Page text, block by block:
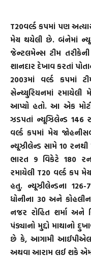
T20વર્લ્ડ કપમાં પણ
મેચ થયેલી છે. બંનેમાં
જેન્ટલમેન્સ ટીમ
શાનદાર દેખાવ કરતાં
2003માં વર્લ્ડ કપમાં
સેન્ચ્યુરિયનમાં રમાયેલી
આપ્યો હતો. આ એક
ઝડપતાં ન્યૂઝિલેન્ડ 146
વર્લ્ડ કપમાં મેચ
ન્યૂઝીલેન્ડ સામે 10
ભારત 9 વિકેટે 180
રમાયેલી T20 વર્લ્ડ કપ
હતુ. ન્યૂઝીલેન્ડના
ધોનીના 30 અને
નજર રોહિત શર્મા અને
પંડ્યાનો મુદ્દો માથાનો
છે કે, આગામી આઈપીએલ
અથવા આરામ લઈ શકે